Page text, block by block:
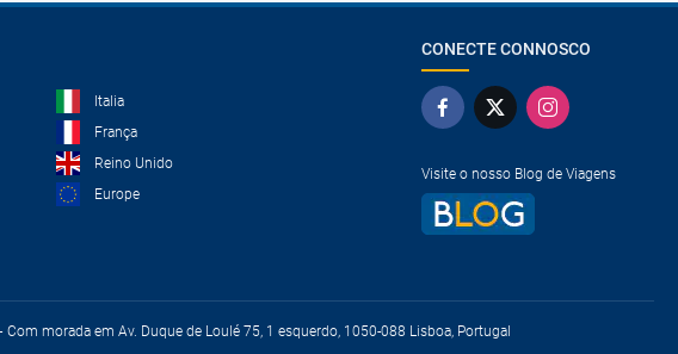
Italia
França
Reino Unido
Europe
CONECTE CONNOSCO
Visite o nosso Blog de Viagens
Com morada em Av. Duque de Loulé 75, 1 esquerdo, 1050-088 Lisboa, Portugal